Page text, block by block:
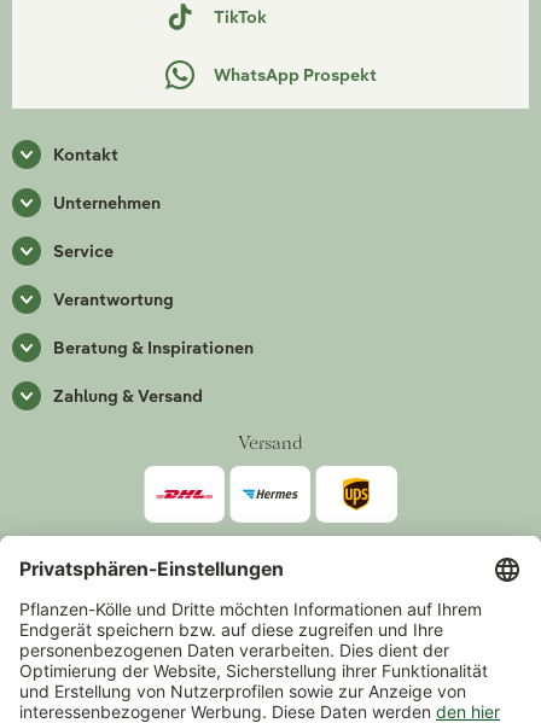
TikTok
WhatsApp Prospekt
Kontakt
Unternehmen
Service
Verantwortung
Beratung & Inspirationen
Zahlung & Versand
Versand
Zahlarten
*Alle Preise inkl. gesetzlicher Mehrwertsteuer zzgl.Versand
Mindestbestellwert 14,90 €, ausgenommen sind Gutscheine und